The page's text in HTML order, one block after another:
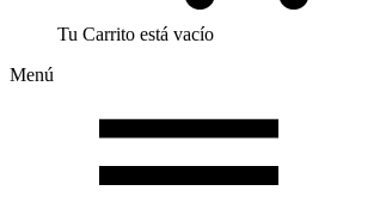
Tu Carrito está vacío
Menú